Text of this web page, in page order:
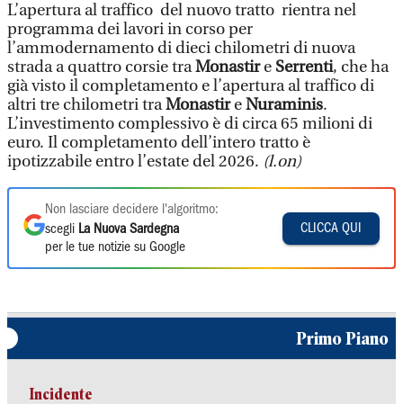
L’apertura al traffico del nuovo tratto rientra nel
programma dei lavori in corso per
l’ammodernamento di dieci chilometri di nuova
strada a quattro corsie traMonastire Serrenti, che ha
già visto il completamento e l’apertura al traffico di
altri tre chilometri traMonastireNuraminis.
L’investimento complessivo è di circa 65 milioni di
euro. Il completamento dell’intero tratto è
ipotizzabile entro l’estate del 2026. (l.on)
Non lasciare decidere l'algoritmo:
scegli La Nuova Sardegna
per le tue notizie su Google
CLICCA QUI
Primo Piano
Incidente